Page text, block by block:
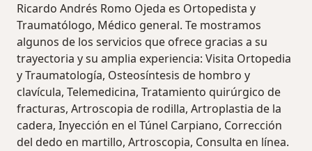
Ricardo Andrés Romo Ojeda es Ortopedista y
Traumatólogo, Médico general. Te mostramos
algunos de los servicios que ofrece gracias a su
trayectoria y su amplia experiencia: Visita Ortopedia
y Traumatología, Osteosíntesis de hombro y
clavícula, Telemedicina, Tratamiento quirúrgico de
fracturas, Artroscopia de rodilla, Artroplastia de la
cadera, Inyección en el Túnel Carpiano, Corrección
del dedo en martillo, Artroscopia, Consulta en línea.